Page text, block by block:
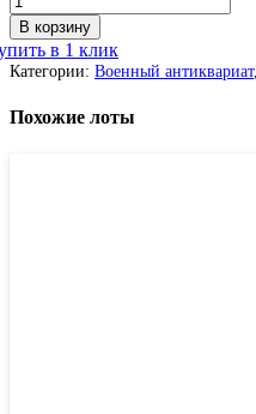
В корзину
в 1 клик
Категории: Военный антиквариат,
Похожие лоты